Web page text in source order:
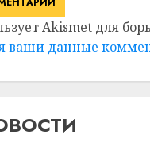
Akismet для
ваши данные